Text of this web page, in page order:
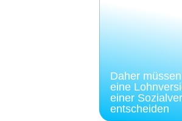
Daher
eine
einer
entscheiden